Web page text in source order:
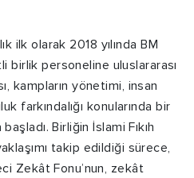
ilk olarak 2018 yılında BM
birlik personeline uluslararası
kampların yönetimi, insan
farkındalığı konularında bir
Birliğin İslami Fıkıh
takip edildiği sürece,
Zekât Fonu’nun, zekât